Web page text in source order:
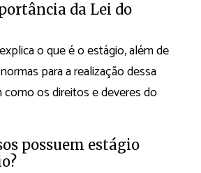
da Lei do
o que é o estágio, além de
para a realização dessa
como os direitos e deveres do
possuem estágio